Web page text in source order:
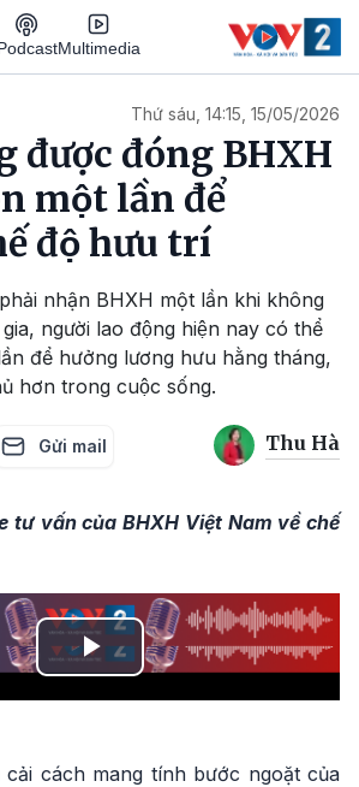
Multimedia
Thứ sáu, 14:15, 15/05/2026
được đóng BHXH
một lần để
độ hưu trí
nhận BHXH một lần khi không
người lao động hiện nay có thể
để hưởng lương hưu hằng tháng,
hơn trong cuộc sống.
Gửi mail Thu Hà
tư vấn của BHXH Việt Nam về chế
Play
cách mang tính bước ngoặt của